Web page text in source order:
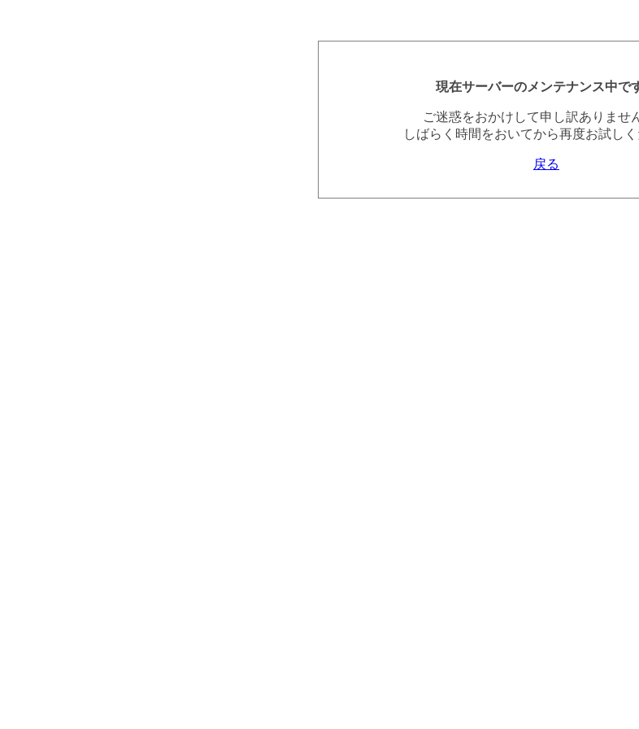
現在サーバーのメンテナンス中で
ご迷惑をおかけして申し訳ありませ
しばらく時間をおいてから再度お試しく
戻る